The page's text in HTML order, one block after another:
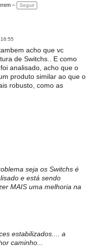
– Seguir
acho que vc
de Switchs.. E como
analisado, acho que o
produto similar ao que o
robusto, como as
seja os Switchs é
e está sendo
MAIS uma melhoria na
estabilizados.... a
caminho...